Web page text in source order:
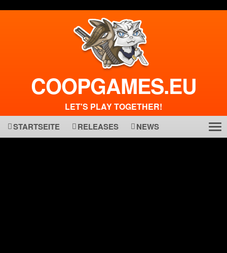
COOPGAMES.EU
LET'S PLAY TOGETHER!
STARTSEITE RELEASES NEWS